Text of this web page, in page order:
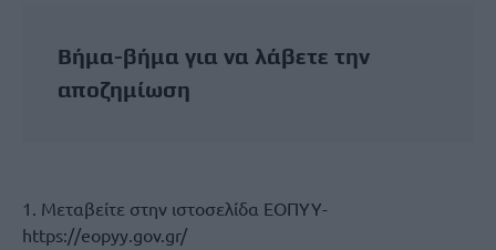
Βήμα-βήμα για να λάβετε την
αποζημίωση
1. Μεταβείτε στην ιστοσελίδα ΕΟΠΥΥ-
https://eopyy.gov.gr/